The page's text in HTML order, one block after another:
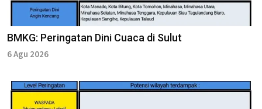
BMKG: Peringatan Dini Cuaca di Sulut
6 Agu 2026